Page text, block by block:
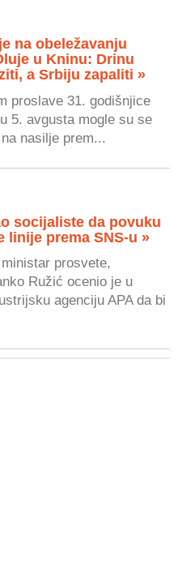
na obeležavanju
u Kninu: Drinu
a Srbiju zapaliti »
proslave 31. godišnjice
5. avgusta mogle su se
nasilje prem...
socijaliste da povuku
linije prema SNS-u »
prosvete,
Ružić ocenio je u
agenciju APA da bi